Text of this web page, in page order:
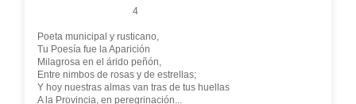
4
Poeta municipal y rusticano,
Tu Poesía fue la Aparición
Milagrosa en el árido peñón,
Entre nimbos de rosas y de estrellas;
Y hoy nuestras almas van tras de tus huellas
A la Provincia, en peregrinación...